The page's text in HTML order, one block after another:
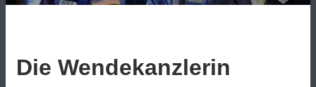
Die Wendekanzlerin